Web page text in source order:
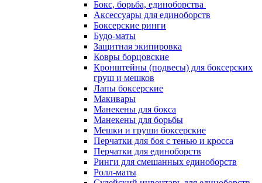
Бокс, борьба, единоборства
Аксессуары для единоборств
Боксерские ринги
Будо-маты
Защитная экипировка
Ковры борцовские
Кронштейны (подвесы) для боксерских
груш и мешков
Лапы боксерские
Макивары
Манекены для бокса
Манекены для борьбы
Мешки и груши боксерские
Перчатки для боя с тенью и кросса
Перчатки для единоборств
Ринги для смешанных единоборств
Ролл-маты